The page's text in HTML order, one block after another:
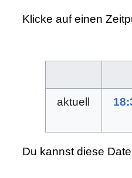
Klicke auf einen
aktuell
Du kannst diese